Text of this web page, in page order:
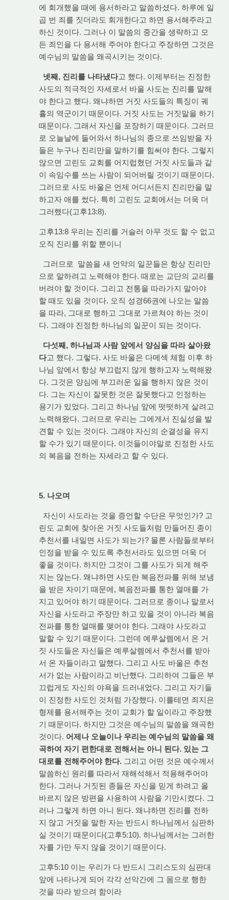
에 회개했을 때에 용서하라고 말씀하셨다. 하루에 일
곱 번 죄를 짓더라도 회개한다고 하면 용서해주라고
하신 것이다. 그러나 이 말씀의 중간을 생략하고 모
든 죄인을 다 용서해 주어야 한다고 주장하면 그것은
예수님의 말씀을 왜곡시키는 것이다.
넷째, 진리를 나타냈다고 했다. 이제부터는 진정한
사도의 적극적인 자세로서 바울 사도는 진리를 말해
야 한다고 했다. 왜냐하면 거짓 사도들의 특징이 궤
휼의 역군이기 때문이다. 거짓 사도는 거짓말을 하기
때문이다. 그래서 자신을 포장하기 때문이다. 그러므
로 오늘날에 들어와서 하나님의 종으로 쓰임받을 자
들은 누구나 진리만을 말하기를 힘써야 한다. 그렇지
않으면 고린도 교회를 어지럽혔던 거짓 사도들과 같
이 속임수를 쓰는 사람이 되어버릴 것이기 때문이다.
그러므로 사도 바울은 언제 어디서든지 진리만을 말
하고자 애를 썼다. 특히 고린도 교회에서는 더욱 더
그러했다(고후13:8).
고후13:8 우리는 진리를 거슬러 아무 것도 할 수 없고
오직 진리를 위할 뿐이니
그러므로 말씀을 새 언약의 일꾼들은 항상 진리만
으로 말하려고 노력해야 한다. 때로는 교단의 교리를
버려야 할 것이다. 그리고 전통을 따라가지 말아야
할 때도 있을 것이다. 오직 성경66권에 나오는 말씀
을 따라, 그대로 행하고 그대로 가르쳐야 하는 것이
다. 그래야 진정한 하나님의 일꾼이 되는 것이다.
다섯째, 하나님과 사람 앞에서 양심을 따라 살아왔
다고 했다. 그렇다. 사도 바울은 다메섹 체험 이후 하
나님 앞에서 항상 부끄럽지 않게 행하고자 노력해왔
다. 그것은 양심에 부끄러운 일을 행하지 않은 것이
다. 그는 자신이 잘못한 것은 잘못했다고 인정하는
용기가 있었다. 그리고 하나님 앞에 떳떳하게 살려고
노력해왔다. 그러므로 우리는 그에게서 진실성을 발
견할 수 있는 것이다. 그래야 자신의 순결성을 유지
할 수가 있기 때문이다. 이것들이야말로 진정한 사도
의 복음을 전하는 자세라고 할 수 있다.
5. 나오며
자신이 사도라는 것을 증언할 수단은 무엇인가? 고
린도 교회에 찾아온 거짓 사도들처럼 만들어진 종이
추천서를 내밀면 사도가 되는가? 물론 사람들로부터
인정을 받을 수 있도록 추천서라도 있으면 더욱 더
좋을 것이다. 하지만 그것이 그를 사도가 되게 해주
지는 않는다. 왜냐하면 사도란 복음전파를 위해 보냄
을 받은 자이기 때문에, 복음전파를 통한 열매를 가
지고 있어야 하기 때문이다. 그러므로 종이나 말로서
자신을 사도라고 주장만 하고 있을 것이 아니라 복음
전파를 통한 열매를 맺어야 한다. 그래야 사도라고
말할 수 있기 때문이다. 그런데 예루살렘에서 온 거
짓 사도들은 자신들은 예루살렘에서 추천서를 받아
서 온 자들이라고 말했다. 그리고 사도 바울은 추천
서가 없는 사람이라고 비난했다. 그리하여 그들은 부
끄럽게도 자신의 야욕을 드러내었다. 그리고 자기들
이 진정한 사도인 것처럼 가장했다. 이를테면 죄지은
형제를 용서해주는 것이 교회가 할 일이라고 주장했
기 때문이다. 하지만 그것은 예수님의 말씀을 왜곡한
것이다. 어제나 오늘이나 우리는 예수님의 말씀을 왜
곡하여 자기 편한대로 전해서는 아니 된다. 있는 그
대로를 전해주어야 한다. 그리고 어떤 것은 예수께서
말씀하신 원리를 따라서 재해석해서 적용해주어야
한다. 그러나 거짓된 종들은 자신을 믿게 하려고 올
바르지 않은 방편을 사용하여 사람을 기만시켰다. 그
러나 그렇게 하면 아니 된다. 왜냐하면 진리를 전하
지 않고 거짓을 말한 자는 반드시 하나님께서 심판하
실 것이기 때문이다(고후5:10). 하나님께서는 그러한
자를 가만 두지 않을 것이기 때문이다.
고후5:10 이는 우리가 다 반드시 그리스도의 심판대
앞에 나타나게 되어 각각 선악간에 그 몸으로 행한
것을 따라 받으려 함이라